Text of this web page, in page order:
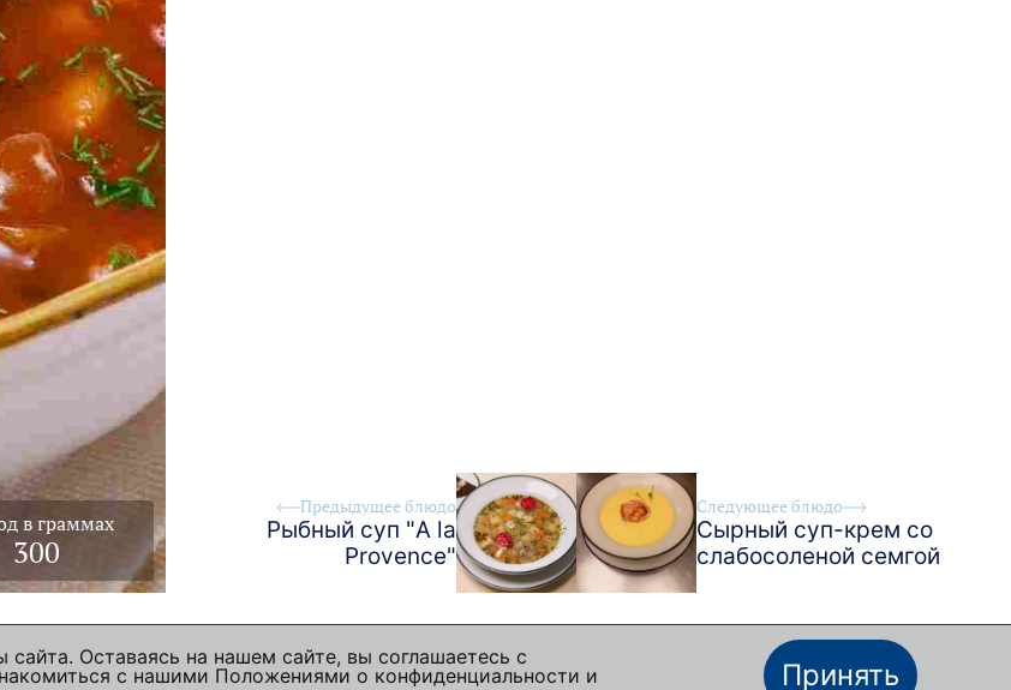
в граммах
300
Предыдущее блюдо
Рыбный суп "A la
Provence"
Следующее блюдо
Сырный суп-крем со
слабосоленой семгой
Оставаясь на нашем сайте, вы соглашаетесь с
с нашими Положениями о конфиденциальности и
Принять